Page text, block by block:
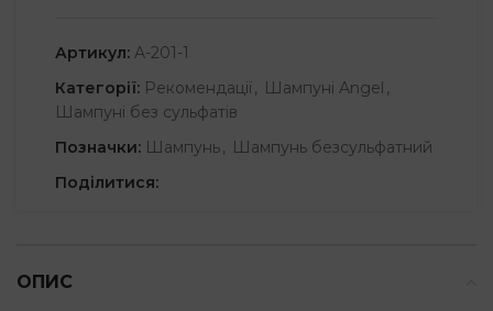
Артикул: A-201-1
Категорії: Рекомендації , Шампуні Angel ,
Шампуні без сульфатів
Позначки: Шампунь, Шампунь безсульфатний
Поділитися:
ОПИС